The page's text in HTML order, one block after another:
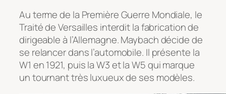
Au terme de la Première Guerre Mondiale, le
Traité de Versailles interdit la fabrication de
dirigeable à l’Allemagne. Maybach décide de
se relancer dans l’automobile. Il présente la
W1 en 1921, puis la W3 et la W5 qui marque
un tournant très luxueux de ses modèles.